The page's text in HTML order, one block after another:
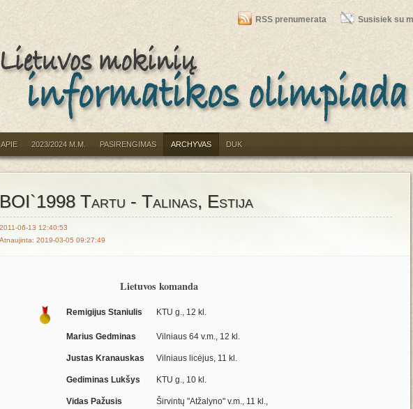
Susisiek su
RSS prenumerata
APIE 2023/2024 M.M. PASIRENGIMAS ARCHYVAS DUK
BOI`1998 Tartu - Talinas, Estija
2011-06-13 12:40:53
Atnaujinta: 2019-03-05 09:27:49
Lietuvos komanda
Remigijus Staniulis KTU g., 12 kl.
Marius Gedminas Vilniaus 64 v.m., 12 kl.
Justas Kranauskas Vilniaus licėjus, 11 kl.
Gediminas Lukšys KTU g., 10 kl.
Vidas Pažusis Širvintų "Atžalyno" v.m., 11 kl.,